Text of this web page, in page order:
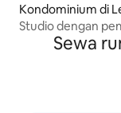
Kondominium di
Studio dengan
Sewa